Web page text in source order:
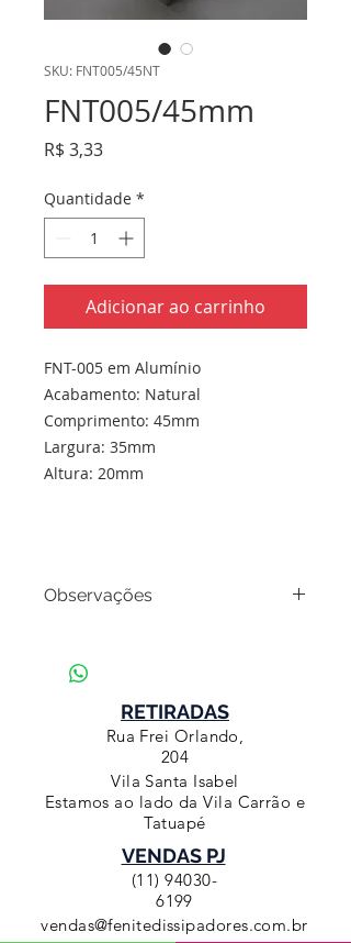
SKU: FNT005/45NT
FNT005/45mm
R$ 3,33Preço
Quantidade *
Adicionar ao carrinho
FNT-005 em Alumínio
Acabamento: Natural
Comprimento: 45mm
Largura: 35mm
Altura: 20mm
Observações
unidades, favor consultar nossa
equipe de vendas.
RETIRADAS
Rua Frei Orlando,
204
Vila Santa Isabel
Estamos ao lado da Vila Carrão e
Tatuapé
VENDAS PJ
(11) 94030-
6199
vendas@fenitedissipadores.com.br